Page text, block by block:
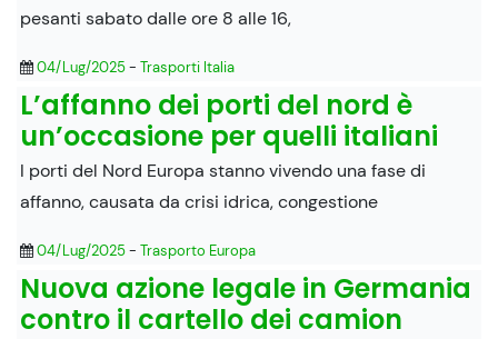
pesanti sabato dalle ore 8 alle 16,
04/Lug/2025- Trasporti Italia
L’affanno dei porti del nord è
un’occasione per quelli italiani
I porti del Nord Europa stanno vivendo una fase di
affanno, causata da crisi idrica, congestione
04/Lug/2025- Trasporto Europa
Nuova azione legale in Germania
contro il cartello dei camion